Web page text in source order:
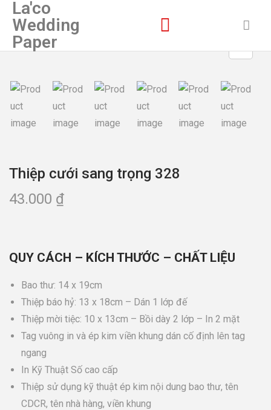
La'co
Wedding
Paper
Thiệp cưới sang trọng 328
43.000 ₫
QUY CÁCH – KÍCH THƯỚC – CHẤT LIỆU
Bao thư: 14 x 19cm
Thiệp báo hỷ: 13 x 18cm – Dán 1 lớp đế
Thiệp mời tiệc: 10 x 13cm – Bồi dày 2 lớp – In 2 mặt
Tag vuông in và ép kim viền khung dán cố định lên tag
ngang
In Kỹ Thuật Số cao cấp
Thiệp sử dụng kỹ thuật ép kim nội dung bao thư, tên
CDCR, tên nhà hàng, viền khung